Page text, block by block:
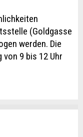
(Goldgasse
werden. Die
9 bis 12 Uhr